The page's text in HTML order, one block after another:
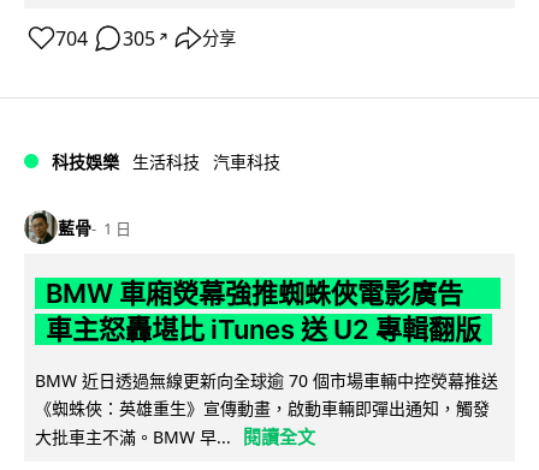
704 305 ↗ 分享
科技娛樂 生活科技 汽車科技
藍骨 1 日
BMW 車廂熒幕強推蜘蛛俠電影廣告
車主怒轟堪比 iTunes 送 U2 專輯翻版
BMW 近日透過無線更新向全球逾 70 個市場車輛中控熒幕推送
《蜘蛛俠：英雄重生》宣傳動畫，啟動車輛即彈出通知，觸發
大批車主不滿。BMW 早...
閱讀全文